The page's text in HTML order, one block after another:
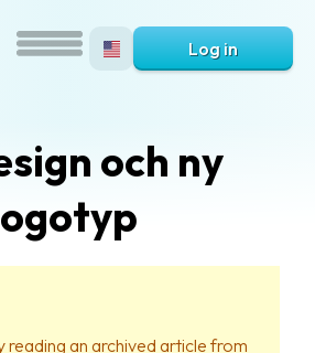
Log in
och ny
reading an archived article from